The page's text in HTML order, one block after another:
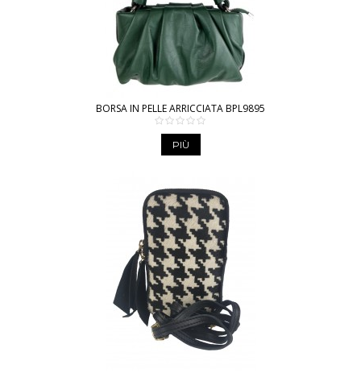
BORSA IN PELLE ARRICCIATA BPL9895
PIÙ